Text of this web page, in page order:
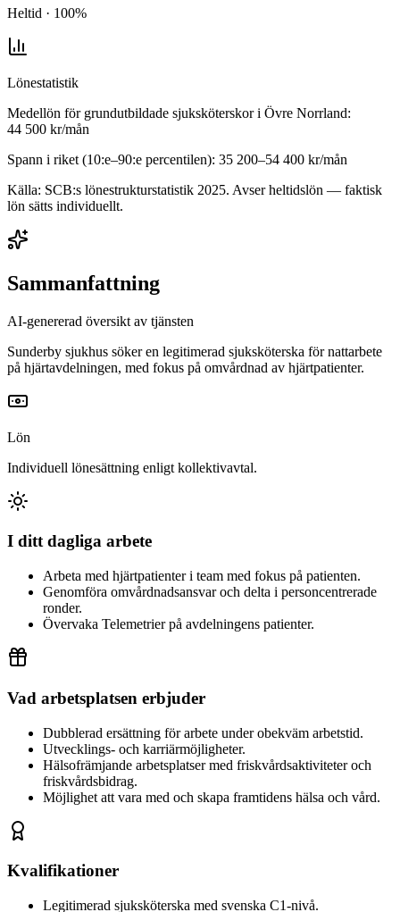
Heltid · 100%
Lönestatistik
Medellön för grundutbildade sjuksköterskori Övre Norrland:
44 500 kr/mån
Spann i riket (10:e–90:e percentilen): 35 200–54 400 kr/mån
Källa: SCB:s lönestrukturstatistik 2025. Avser heltidslön — faktisk
lön sätts individuellt.
Sammanfattning
AI-genererad översikt av tjänsten
Sunderby sjukhus söker en legitimerad sjuksköterska för nattarbete
på hjärtavdelningen, med fokus på omvårdnad av hjärtpatienter.
Lön
Individuell lönesättning enligt kollektivavtal.
I ditt dagliga arbete
Arbeta med hjärtpatienter i team med fokus på patienten.
Genomföra omvårdnadsansvar och delta i personcentrerade
ronder.
Övervaka Telemetrier på avdelningens patienter.
Vad arbetsplatsen erbjuder
Dubblerad ersättning för arbete under obekväm arbetstid.
Utvecklings- och karriärmöjligheter.
Hälsofrämjande arbetsplatser med friskvårdsaktiviteter och
friskvårdsbidrag.
Möjlighet att vara med och skapa framtidens hälsa och vård.
Kvalifikationer
Legitimerad sjuksköterska med svenska C1-nivå.